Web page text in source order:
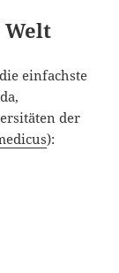
Welt
einfachste
der
):